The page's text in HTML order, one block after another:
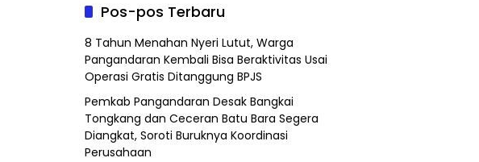
Pos-pos Terbaru
8 Tahun Menahan Nyeri Lutut, Warga
Pangandaran Kembali Bisa Beraktivitas Usai
Operasi Gratis Ditanggung BPJS
Pemkab Pangandaran Desak Bangkai
Tongkang dan Ceceran Batu Bara Segera
Diangkat, Soroti Buruknya Koordinasi
Perusahaan